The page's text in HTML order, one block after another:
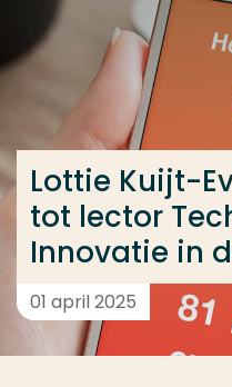
Ga direct naar de content
... > Lottie Kuijt-
Lottie Kuijt-
tot lector
Innovatie in
01 april 2025
Veel gezocht
Opleiding